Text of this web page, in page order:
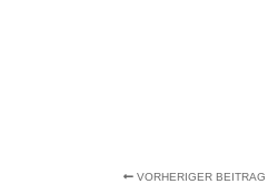
VORHERIGER BEITRAG